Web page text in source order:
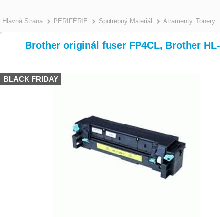
Hlavná Strana >
PERIFÉRIE >
Spotrebný Materiál >
Atramenty, Tonery
Brother originál fuser FP4CL, Brother HL-
BLACK FRIDAY